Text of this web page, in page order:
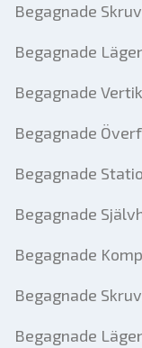
Begagnade
Begagnade
Begagnade
Begagnade
Begagnade
Begagnade
Begagnade
Begagnade
Begagnade